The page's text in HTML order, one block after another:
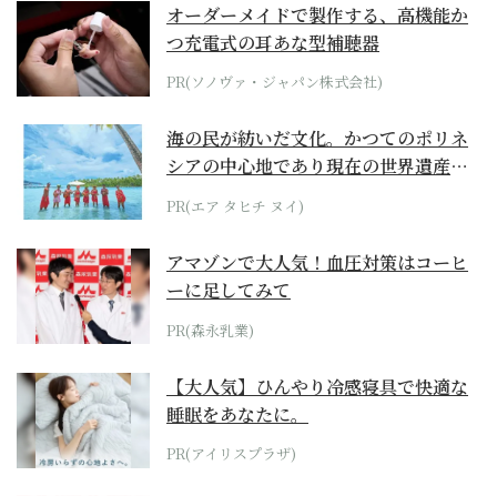
オーダーメイドで製作する、高機能か
つ充電式の耳あな型補聴器
PR(ソノヴァ・ジャパン株式会社)
海の民が紡いだ文化。かつてのポリネ
シアの中心地であり現在の世界遺産か
らみえてくる...
PR(エア タヒチ ヌイ)
アマゾンで大人気！血圧対策はコーヒ
ーに足してみて
PR(森永乳業)
【大人気】ひんやり冷感寝具で快適な
睡眠をあなたに。
PR(アイリスプラザ)